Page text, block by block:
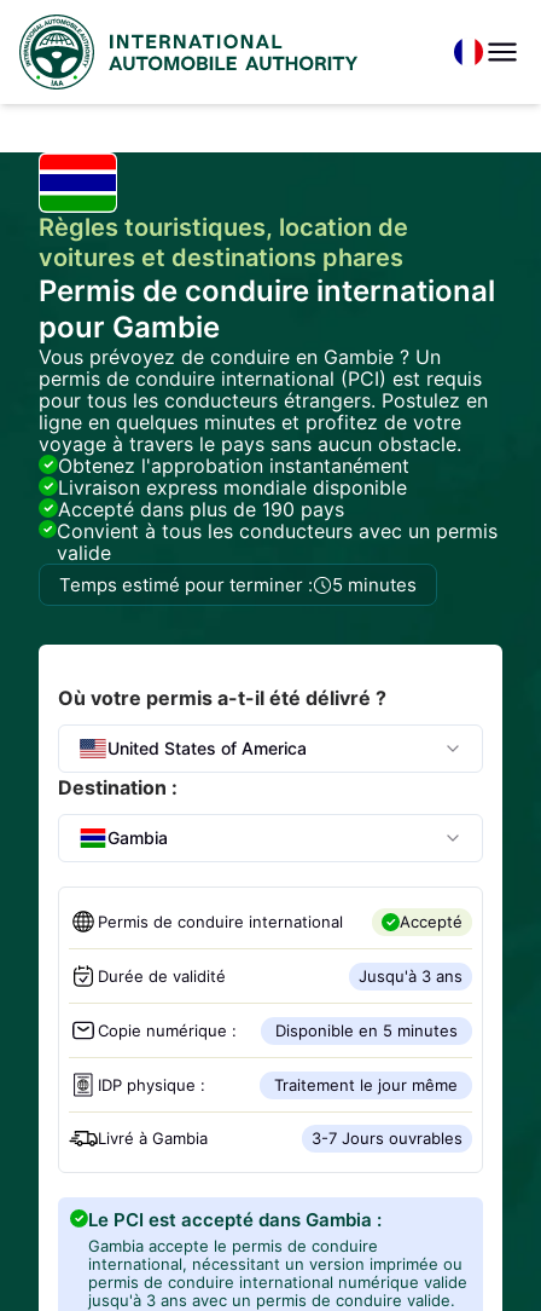
Règles touristiques, location de
voitures et destinations phares
Permis de conduire international
pour Gambie
Vous prévoyez de conduire en Gambie ? Un
permis de conduire international (PCI) est requis
pour tous les conducteurs étrangers. Postulez en
ligne en quelques minutes et profitez de votre
voyage à travers le pays sans aucun obstacle.
Obtenez l'approbation instantanément
Livraison express mondiale disponible
Accepté dans plus de 190 pays
Convient à tous les conducteurs avec un permis
valide
Temps estimé pour terminer : 5 minutes
Où votre permis a-t-il été délivré ?
United States of America
Destination :
Gambia
Permis de conduire international Accepté
Durée de validité Jusqu'à 3 ans
Copie numérique : Disponible en 5 minutes
IDP physique : Traitement le jour même
Livré à Gambia 3-7 Jours ouvrables
Le PCI est accepté dans Gambia :
Gambia accepte le permis de conduire
international, nécessitant un version imprimée ou
permis de conduire international numérique valide
jusqu'à 3 ans avec un permis de conduire valide.